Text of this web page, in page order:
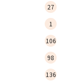
27
1
106
98
136